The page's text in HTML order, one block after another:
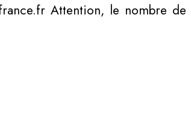
Attention, le nombre de